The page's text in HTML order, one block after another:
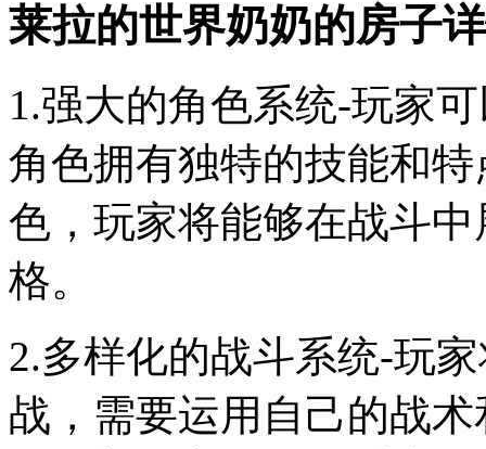
莱拉的世界奶奶的房子
1.强大的角色系统-玩家
角色拥有独特的技能和
色，玩家将能够在战斗
格。
2.多样化的战斗系统-玩
战，需要运用自己的战